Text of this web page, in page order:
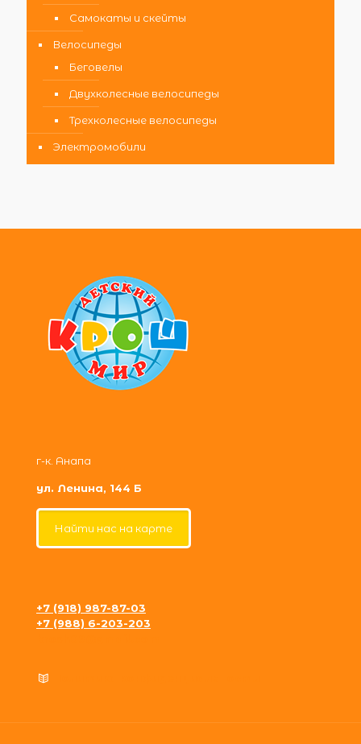
Самокаты и скейты
Велосипеды
Беговелы
Двухколесные велосипеды
Трехколесные велосипеды
Электромобили
г-к. Анапа
ул. Ленина, 144 Б
Найти нас на карте
+7 (918) 987-87-03
+7 (988) 6-203-203